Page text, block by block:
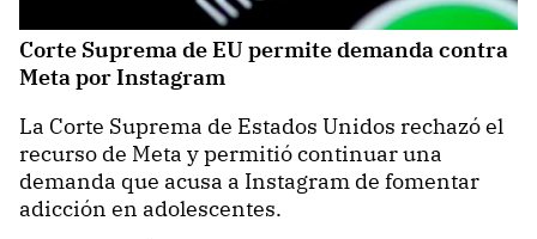
Corte Suprema de EU permite demanda contra
Meta por Instagram
La Corte Suprema de Estados Unidos rechazó el
recurso de Meta y permitió continuar una
demanda que acusa a Instagram de fomentar
adicción en adolescentes.